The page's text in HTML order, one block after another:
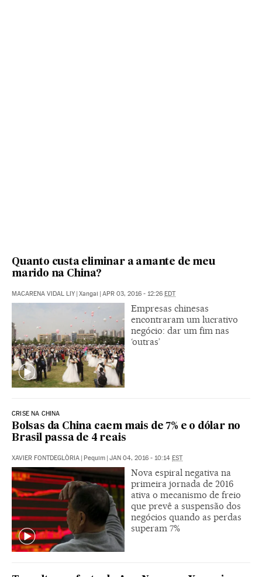
Quanto custa eliminar a amante de meu
marido na China?
MACARENA VIDAL LIY Xangai APR 03, 2016 - 12:26 EDT
Empresas chinesas
encontraram um lucrativo
negócio: dar um fim nas
‘outras’
CRISE NA CHINA
Bolsas da China caem mais de 7% e o dólar no
Brasil passa de 4 reais
XAVIER FONTDEGLÒRIA Pequim JAN 04, 2016 - 10:14 EST
Nova espiral negativa na
primeira jornada de 2016
ativa o mecanismo de freio
que prevê a suspensão dos
negócios quando as perdas
superam 7%